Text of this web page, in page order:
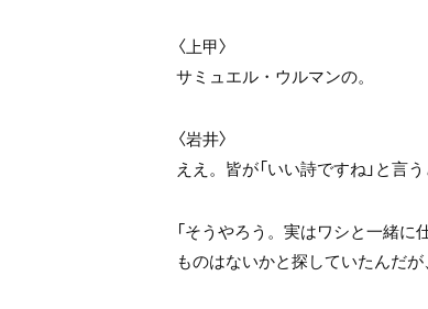
〈上甲〉
サミュエル・ウルマンの。
〈岩井〉
ええ。皆が「いい詩ですね」と言
「そうやろう。実はワシと一緒
ものはないかと探していたんだが